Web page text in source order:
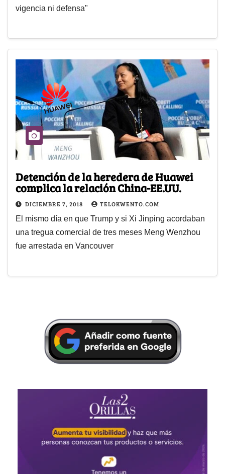
vigencia ni defensa"
Detención de la heredera de Huawei
complica la relación China-EE.UU.
DICIEMBRE 7, 2018 TELOKWENTO.COM
El mismo día en que Trump y si Xi Jinping acordaban
una tregua comercial de tres meses Meng Wenzhou
fue arrestada en Vancouver